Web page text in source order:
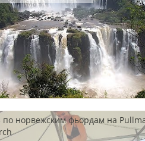
по норвежским фьордам на